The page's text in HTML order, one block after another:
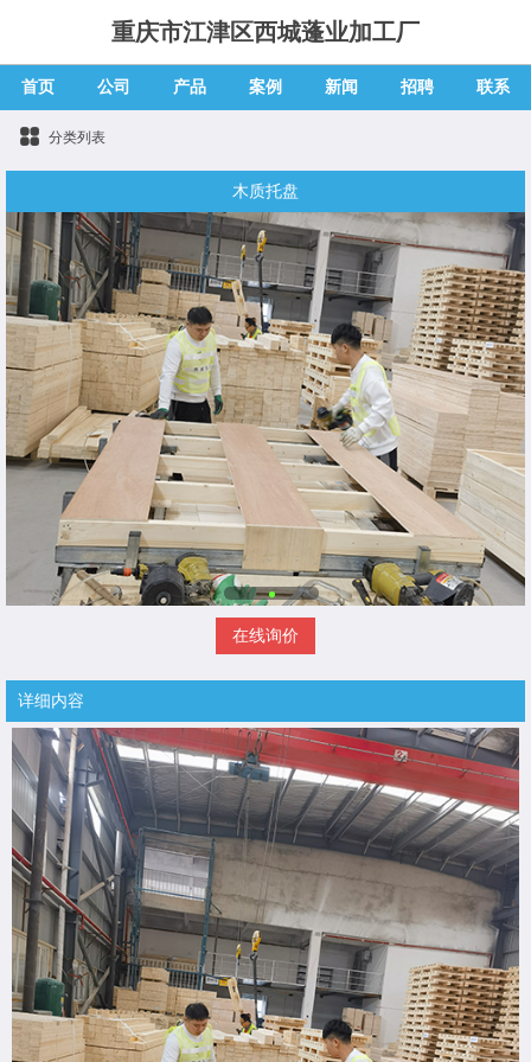
重庆市江津区西城蓬业加工厂
首页 公司 产品 案例 新闻 招聘 联系
分类列表
木质托盘
在线询价
详细内容